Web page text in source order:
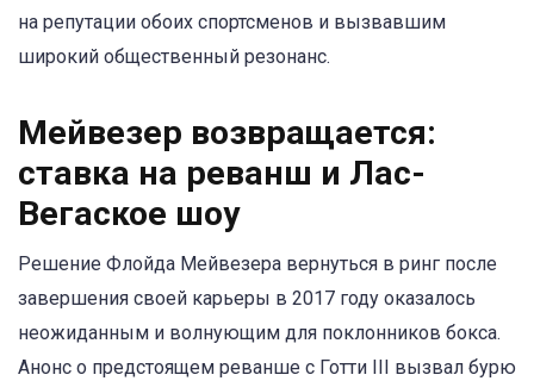
на репутации обоих спортсменов и вызвавшим
широкий общественный резонанс.
Мейвезер возвращается:
ставка на реванш и Лас-
Вегаское шоу
Решение Флойда Мейвезера вернуться в ринг после
завершения своей карьеры в 2017 году оказалось
неожиданным и волнующим для поклонников бокса.
Анонс о предстоящем реванше с Готти III вызвал бурю